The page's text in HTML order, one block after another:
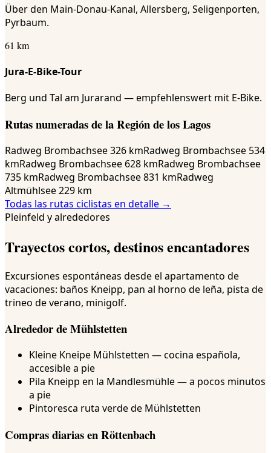
Über den Main-Donau-Kanal, Allersberg, Seligenporten,
Pyrbaum.
61 km
Jura-E-Bike-Tour
Berg und Tal am Jurarand — empfehlenswert mit E-Bike.
Rutas numeradas de la Región de los Lagos
Radweg Brombachsee 326 kmRadweg Brombachsee 534
kmRadweg Brombachsee 628 kmRadweg Brombachsee
735 kmRadweg Brombachsee 831 kmRadweg
Altmühlsee 229 km
Todas las rutas ciclistas en detalle →
Pleinfeld y alrededores
Trayectos cortos, destinos encantadores
Excursiones espontáneas desde el apartamento de
vacaciones: baños Kneipp, pan al horno de leña, pista de
trineo de verano, minigolf.
Alrededor de Mühlstetten
Kleine Kneipe Mühlstetten — cocina española,
accesible a pie
Pila Kneipp en la Mandlesmühle — a pocos minutos
a pie
Pintoresca ruta verde de Mühlstetten
Compras diarias en Röttenbach